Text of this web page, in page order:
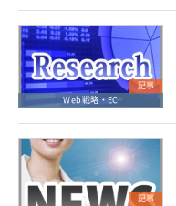
記事
Web戦略・EC
記事